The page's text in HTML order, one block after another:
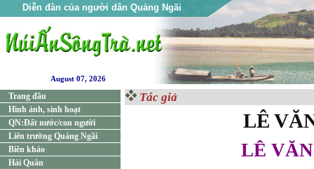
Diễn đàn của người dân Quảng Ngãi
August 07, 2026
Trang đầu
Hình ảnh, sinh hoạt
QN:Đất nước/con người
Liên trường Quảng Ngãi
Biên khảo
Hải Quân
Tác giả
LÊ
LÊ